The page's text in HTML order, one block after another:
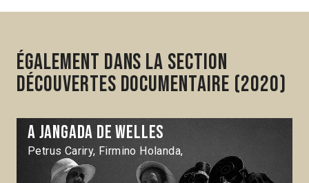
Également dans la section
Découvertes Documentaire (2020)
A Jangada de Welles
Petrus Cariry, Firmino Holanda,